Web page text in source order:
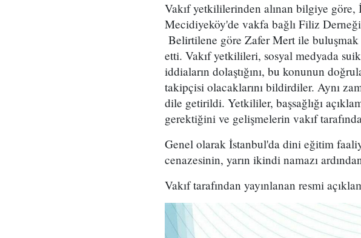
Vakıf yetkililerinden alınan bilgiye
Mecidiyeköy'de vakfa bağlı Filiz
Belirtilene göre Zafer Mert ile buluşmak
etti. Vakıf yetkilileri, sosyal medyada
iddiaların dolaştığını, bu konunun
takipçisi olacaklarını bildirdiler. Aynı
dile getirildi. Yetkililer, başsağlığı
gerektiğini ve gelişmelerin vakıf
Genel olarak İstanbul'da dini eğitim
cenazesinin, yarın ikindi namazı
Vakıf tarafından yayınlanan resmi